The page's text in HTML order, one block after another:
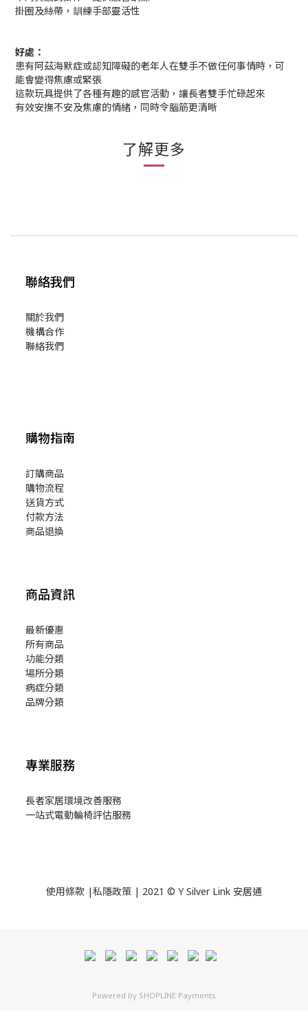
掛圈及絲帶，訓練手部靈活性
好處：
患有阿茲海默症或認知障礙的老年人在雙手不做任何事情時，可
能會變得焦慮或緊張
這款玩具提供了各種有趣的感官活動，讓長者雙手忙碌起來
有效安撫不安及焦慮的情緒，同時令腦筋更清晰
了解更多
聯絡我們
關於我們
機構合作
聯絡我們
購物指南
訂購商品
購物流程
送貨方式
付款方法
商品退換
商品資訊
最新優惠
所有商品
功能分類
場所分類
病症分類
品牌分類
專業服務
長者家居環境改善服務
一站式電動輪椅評估服務
使用條款 |私隱政策 | 2021 © Y Silver Link 安居通
Powered by SHOPLINE Payments